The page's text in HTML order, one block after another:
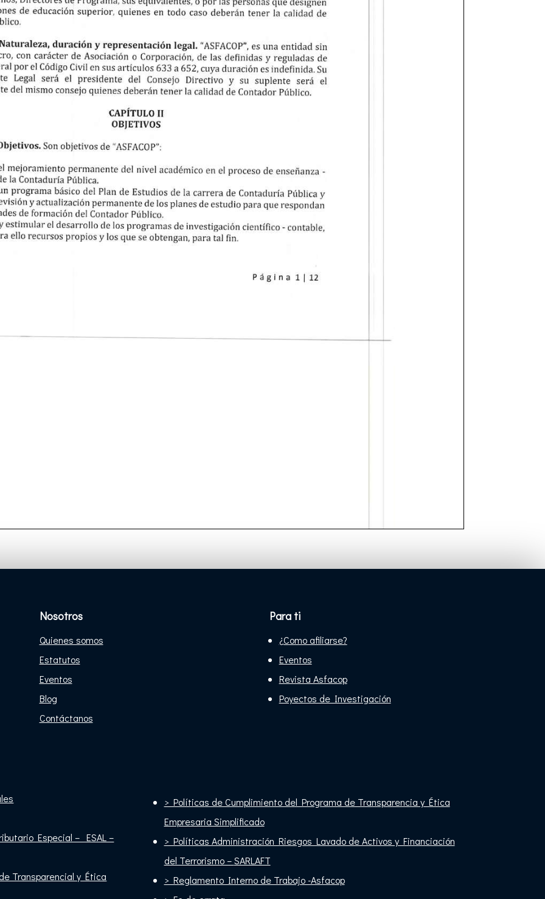
Nosotros
Quienes somos
Estatutos
Eventos
Blog
Contáctanos
Para ti
¿Como afiliarse?
Eventos
Revista Asfacop
Poyectos de Investigación
Especial – ESAL –
Transparencial y Ética
> Políticas de Cumplimiento del Programa de Transparencia y Ética
Empresaria Simplificado
> Políticas Administración Riesgos Lavado de Activos y Financiación
del Terrorismo –SARLAFT
> Reglamento Interno de Trabajo -Asfacop